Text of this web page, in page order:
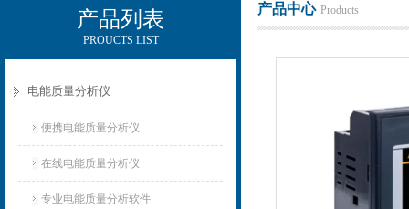
产品列表
PROUCTS LIST
电能质量分析仪
便携电能质量分析仪
在线电能质量分析仪
专业电能质量分析软件
产品中心 Products